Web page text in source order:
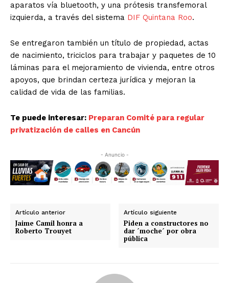
aparatos vía bluetooth, y una prótesis transfemoral
izquierda, a través del sistema DIF Quintana Roo.
Se entregaron también un título de propiedad, actas
de nacimiento, triciclos para trabajar y paquetes de 10
láminas para el mejoramiento de vivienda, entre otros
apoyos, que brindan certeza jurídica y mejoran la
calidad de vida de las familias.
Te puede interesar: Preparan Comité para regular
privatización de calles en Cancún
- Anuncio -
Artículo anterior
Jaime Camil honra a
Roberto Trouyet
Artículo siguiente
Piden a constructores no
dar ´moche´ por obra
pública